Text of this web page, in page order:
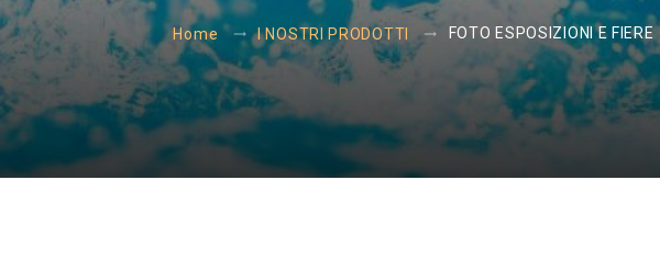
Home I NOSTRI PRODOTTI FOTO ESPOSIZIONI E FIERE